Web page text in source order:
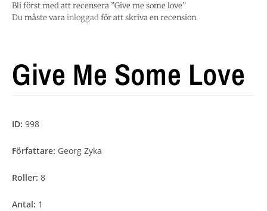
Bli först med att recensera ”Give me some love”
Du måste varainloggadför att skriva en recension.
Give Me Some Love
ID: 998
Författare: Georg Zyka
Roller: 8
Antal: 1